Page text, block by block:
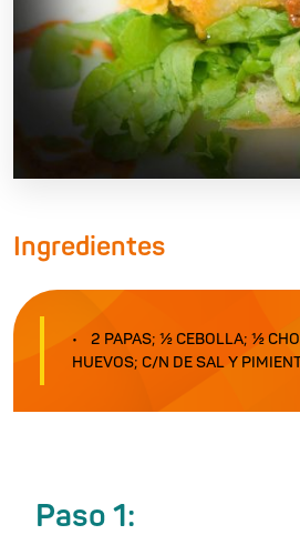
Ingredientes
2 PAPAS; ½ CEBOLLA; ½
HUEVOS; C/N DE SAL Y
Paso 1: